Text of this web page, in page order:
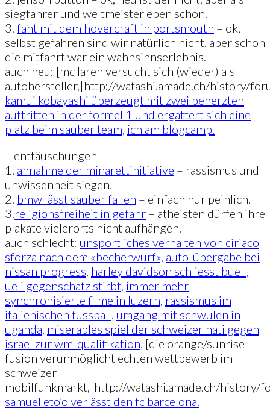
siegfahrer und weltmeister eben schon.
3. faht mit dem hovercraft in portsmouth – ok,
selbst gefahren sind wir natürlich nicht. aber schon
die mitfahrt war ein wahnsinnserlebnis.
auch neu: [mc laren versucht sich (wieder) als
autohersteller,|http://watashi.amade.ch/history/
kamui kobayashi überzeugt mit zwei beherzten
auftritten in der formel 1 und ergattert sich eine
platz beim sauber team, ich am blogcamp.
– enttäuschungen
1. annahme der minarettinitiative – rassismus und
unwissenheit siegen.
2. bmw lässt sauber fallen – einfach nur peinlich.
3.religionsfreiheit in gefahr – atheisten dürfen ihre
plakate vielerorts nicht aufhängen.
auch schlecht: unsportliches verhalten von ciriaco
sforza nach dem «becherwurf», auto-übergabe bei
nissan progress, harley davidson schliesst buell,
ueli gegenschatz stirbt, immer mehr
synchronisierte filme in luzern, rassismus im
italienischen fussball, umgang mit schwulen in
uganda, miserables spiel der schweizer nati gegen
israel zur wm-qualifikation, [die orange/sunrise
fusion verunmöglicht echten wettbewerb im
schweizer
mobilfunkmarkt,|http://watashi.amade.ch/history/
samuel eto’o verlässt den fc barcelona.